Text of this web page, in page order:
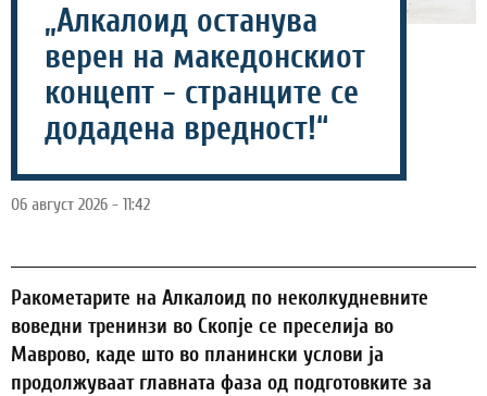
„Алкалоид останува
верен на македонскиот
концепт - странците се
додадена вредност!“
06 август 2026 - 11:42
Ракометарите на Алкалоид по неколкудневните
воведни тренинзи во Скопје се преселија во
Маврово, каде што во планински услови ја
продолжуваат главната фаза од подготовките за